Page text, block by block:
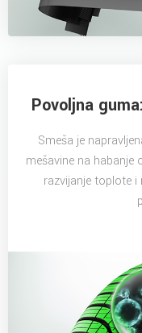
Povoljna
Smeša je
mešavine na habanje
razvijanje toplote